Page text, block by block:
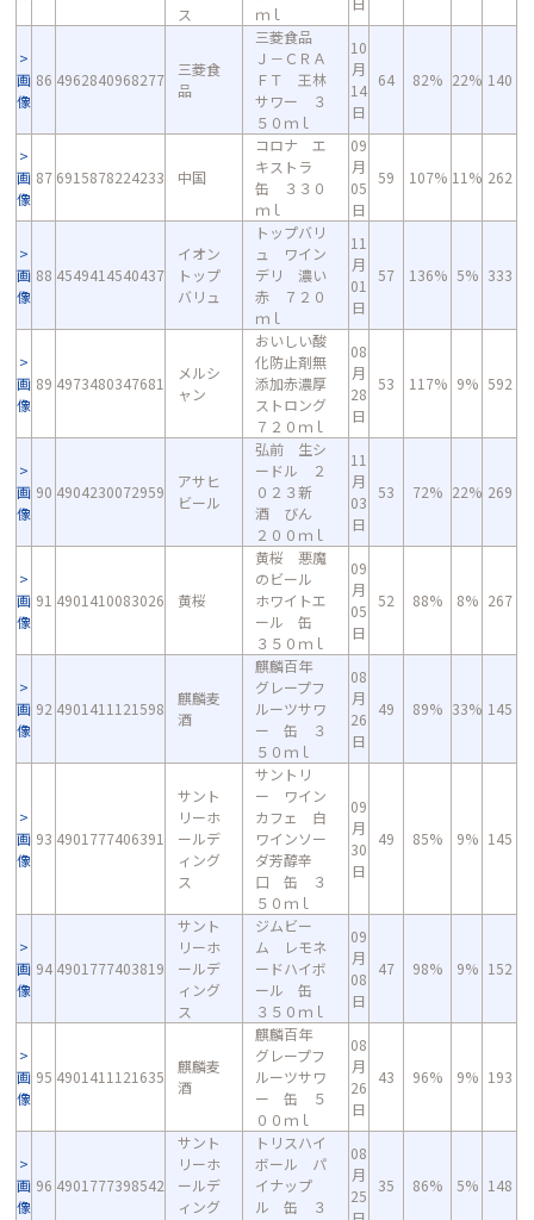
ス
ｍｌ
画
像
86 4962840968277
三菱食
品
三菱食品
Ｊ－ＣＲＡ
ＦＴ 王林
サワー ３
５０ｍｌ
10
月
14
日
64 82% 22% 140
画
像
87 6915878224233 中国
コロナ エ
キストラ
缶 ３３０
ｍｌ
09
月
05
日
59 107% 11% 262
画
像
88 4549414540437
イオン
トップ
バリュ
トップバリ
ュ ワイン
デリ 濃い
赤 ７２０
ｍｌ
11
月
01
日
57 136% 5% 333
画
像
89 4973480347681
メルシ
ャン
おいしい酸
化防止剤無
添加赤濃厚
ストロング
７２０ｍｌ
08
月
28
日
53 117% 9% 592
画
像
90 4904230072959
アサヒ
ビール
弘前 生シ
ードル ２
０２３新
酒 びん
２００ｍｌ
11
月
03
日
53 72% 22% 269
画
像
91 4901410083026 黄桜
黄桜 悪魔
のビール
ホワイトエ
ール 缶
３５０ｍｌ
09
月
05
日
52 88% 8% 267
画
像
92 4901411121598
麒麟麦
酒
麒麟百年
グレープフ
ルーツサワ
ー 缶 ３
５０ｍｌ
08
月
26
日
49 89% 33% 145
画
像
93 4901777406391
サント
リーホ
ールデ
ィング
ス
サントリ
ー ワイン
カフェ 白
ワインソー
ダ芳醇辛
口 缶 ３
５０ｍｌ
09
月
30
日
49 85% 9% 145
画
像
94 4901777403819
サント
リーホ
ールデ
ィング
ス
ジムビー
ム レモネ
ードハイボ
ール 缶
３５０ｍｌ
09
月
08
日
47 98% 9% 152
画
像
95 4901411121635
麒麟麦
酒
麒麟百年
グレープフ
ルーツサワ
ー 缶 ５
００ｍｌ
08
月
26
日
43 96% 9% 193
画
像
96 4901777398542
サント
リーホ
ールデ
ィング
トリスハイ
ボール パ
イナップ
ル 缶 ３
08
月
25
35 86% 5% 148